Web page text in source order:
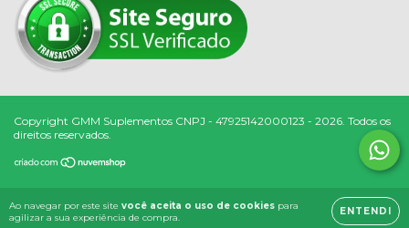
Ao navegar por este site você aceita o uso de cookies para
agilizar a sua experiência de compra.
ENTENDI
Copyright GMM Suplementos CNPJ - 47925142000123 - 2026. Todos os
direitos reservados.